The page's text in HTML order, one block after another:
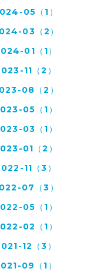
05（1）
03（2）
01（1）
11（2）
08（2）
05（1）
03（1）
01（2）
11（3）
07（3）
05（1）
02（1）
12（3）
09（1）